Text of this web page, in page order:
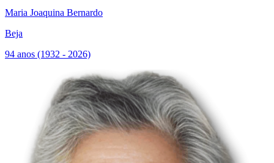
Maria Joaquina Bernardo
Beja
94 anos (1932 - 2026)